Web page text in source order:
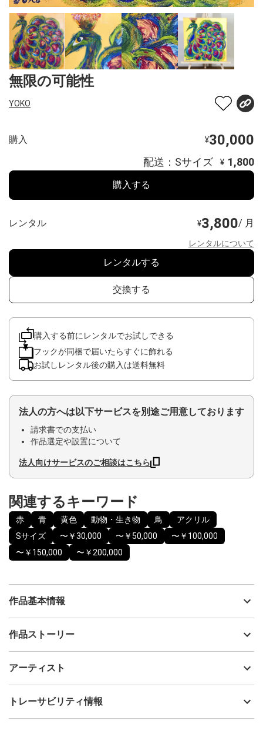
無限の可能性
YOKO
購入 ¥30,000
配送：Sサイズ ¥ 1,800
購入する
レンタル ¥3,800/ 月
レンタルについて
レンタルする
交換する
購入する前にレンタルでお試しできる
フックが同梱で届いたらすぐに飾れる
お試しレンタル後の購入は送料無料
法人の方へは以下サービスを別途ご用意しております
請求書での支払い
作品選定や設置について
法人向けサービスのご相談はこちら
関連するキーワード
赤 青 黄色 動物・生き物 鳥
アクリル
Sサイズ
〜￥30,000 〜￥50,000
〜￥100,000
〜￥150,000
〜￥200,000
作品基本情報
出品者
制作年
技法
アクリル
作品ストーリー
心の中で渦巻く夢や希望
アーティスト
YOKO
フォローする
トレーサビリティ情報